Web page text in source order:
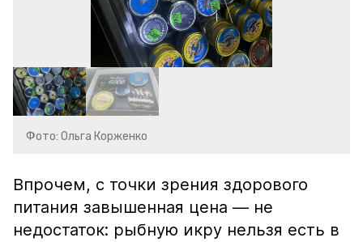
Фото: Ольга Корженко
Впрочем, с точки зрения здорового
питания завышенная цена — не
недостаток: рыбную икру нельзя есть в